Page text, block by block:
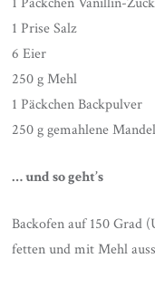
1 Prise Salz
6 Eier
250 g Mehl
1 Päckchen Backpulver
250 g gemahlene
… und so geht’s
Backofen auf 150 Grad
fetten und mit Mehl